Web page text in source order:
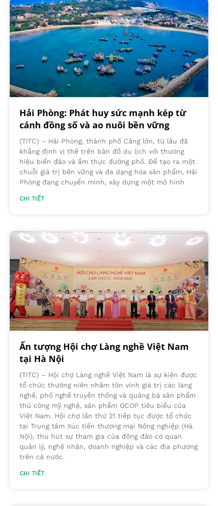
Hải Phòng: Phát huy sức mạnh kép từ
cánh đồng số và ao nuôi bền vững
(TITC) – Hải Phòng, thành phố Cảng lớn, từ lâu đã
khẳng định vị thế trên bản đồ du lịch với thương
hiệu biển đảo và ẩm thực đường phố. Để tạo ra một
chuỗi giá trị bền vững và đa dạng hóa sản phẩm, Hải
Phòng đang chuyển mình, xây dựng một mô hình
CHI TIẾT
Ấn tượng Hội chợ Làng nghề Việt Nam
tại Hà Nội
(TITC) – Hội chợ Làng nghề Việt Nam là sự kiện được
tổ chức thường niên nhằm tôn vinh giá trị các làng
nghề, phố nghề truyền thống và quảng bá sản phẩm
thủ công mỹ nghệ, sản phẩm OCOP tiêu biểu của
Việt Nam. Hội chợ lần thứ 21 tiếp tục được tổ chức
tại Trung tâm Xúc tiến thương mại Nông nghiệp (Hà
Nội), thu hút sự tham gia của đông đảo cơ quan
quản lý, nghệ nhân, doanh nghiệp và các địa phương
trên cả nước.
CHI TIẾT